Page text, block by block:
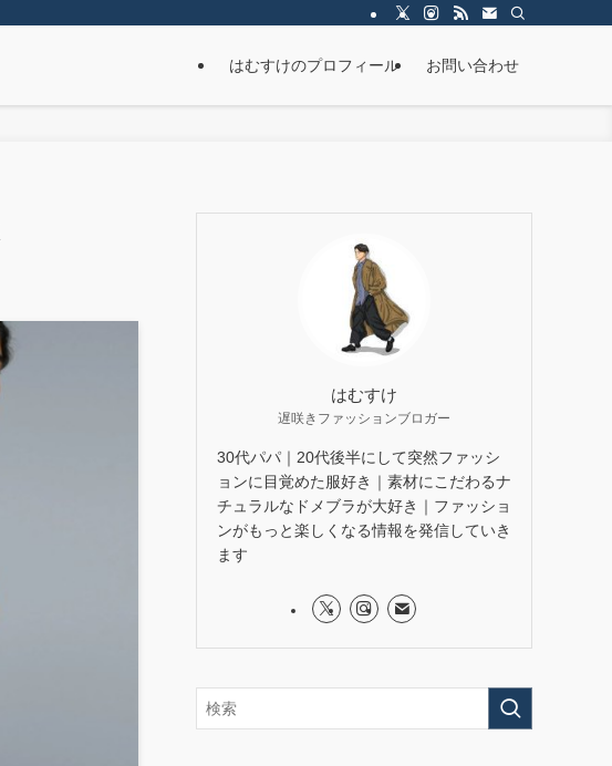
はむすけのプロフィール お問い合わせ
はむすけ
遅咲きファッションブロガー
30代パパ｜20代後半にして突然ファッシ
ョンに目覚めた服好き｜素材にこだわるナ
チュラルなドメブラが大好き｜ファッショ
ンがもっと楽しくなる情報を発信していき
ます